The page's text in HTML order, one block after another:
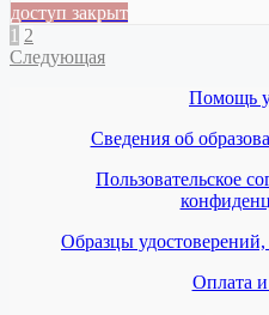
доступ закрыт
1 2
Следующая
Помощь
Сведения об
Пользовательское
Образцы
Оплата и